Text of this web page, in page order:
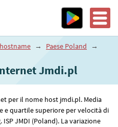
→ Paese Poland
→
Jmdi.pl
per il nome host jmdi.pl. Media
e quartile superiore per velocità di
JMDI (Poland). La variazione